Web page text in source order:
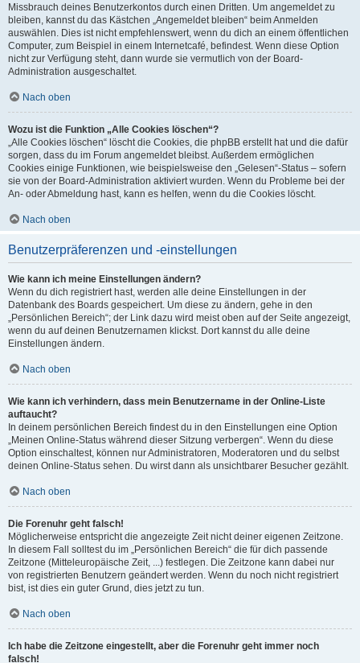
Missbrauch deines Benutzerkontos durch einen Dritten. Um angemeldet zu
bleiben, kannst du das Kästchen „Angemeldet bleiben“ beim Anmelden
auswählen. Dies ist nicht empfehlenswert, wenn du dich an einem öffentlichen
Computer, zum Beispiel in einem Internetcafé, befindest. Wenn diese Option
nicht zur Verfügung steht, dann wurde sie vermutlich von der Board-
Administration ausgeschaltet.
Nach oben
Wozu ist die Funktion „Alle Cookies löschen“?
„Alle Cookies löschen“ löscht die Cookies, die phpBB erstellt hat und die dafür
sorgen, dass du im Forum angemeldet bleibst. Außerdem ermöglichen
Cookies einige Funktionen, wie beispielsweise den „Gelesen“-Status – sofern
sie von der Board-Administration aktiviert wurden. Wenn du Probleme bei der
An- oder Abmeldung hast, kann es helfen, wenn du die Cookies löscht.
Nach oben
Benutzerpräferenzen und -einstellungen
Wie kann ich meine Einstellungen ändern?
Wenn du dich registriert hast, werden alle deine Einstellungen in der
Datenbank des Boards gespeichert. Um diese zu ändern, gehe in den
„Persönlichen Bereich“; der Link dazu wird meist oben auf der Seite angezeigt,
wenn du auf deinen Benutzernamen klickst. Dort kannst du alle deine
Einstellungen ändern.
Nach oben
Wie kann ich verhindern, dass mein Benutzername in der Online-Liste
auftaucht?
In deinem persönlichen Bereich findest du in den Einstellungen eine Option
„Meinen Online-Status während dieser Sitzung verbergen“. Wenn du diese
Option einschaltest, können nur Administratoren, Moderatoren und du selbst
deinen Online-Status sehen. Du wirst dann als unsichtbarer Besucher gezählt.
Nach oben
Die Forenuhr geht falsch!
Möglicherweise entspricht die angezeigte Zeit nicht deiner eigenen Zeitzone.
In diesem Fall solltest du im „Persönlichen Bereich“ die für dich passende
Zeitzone (Mitteleuropäische Zeit, ...) festlegen. Die Zeitzone kann dabei nur
von registrierten Benutzern geändert werden. Wenn du noch nicht registriert
bist, ist dies ein guter Grund, dies jetzt zu tun.
Nach oben
Ich habe die Zeitzone eingestellt, aber die Forenuhr geht immer noch
falsch!